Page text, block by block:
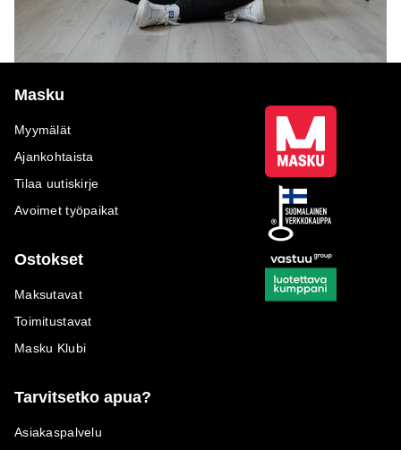
Masku
Myymälät
Ajankohtaista
Tilaa uutiskirje
Avoimet työpaikat
Ostokset
Maksutavat
Toimitustavat
Masku Klubi
Tarvitsetko apua?
Asiakaspalvelu